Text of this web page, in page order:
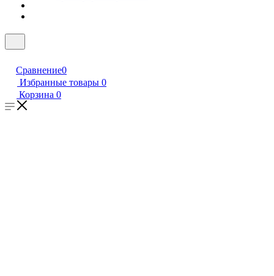
Сравнение0
Избранные товары 0
Корзина 0